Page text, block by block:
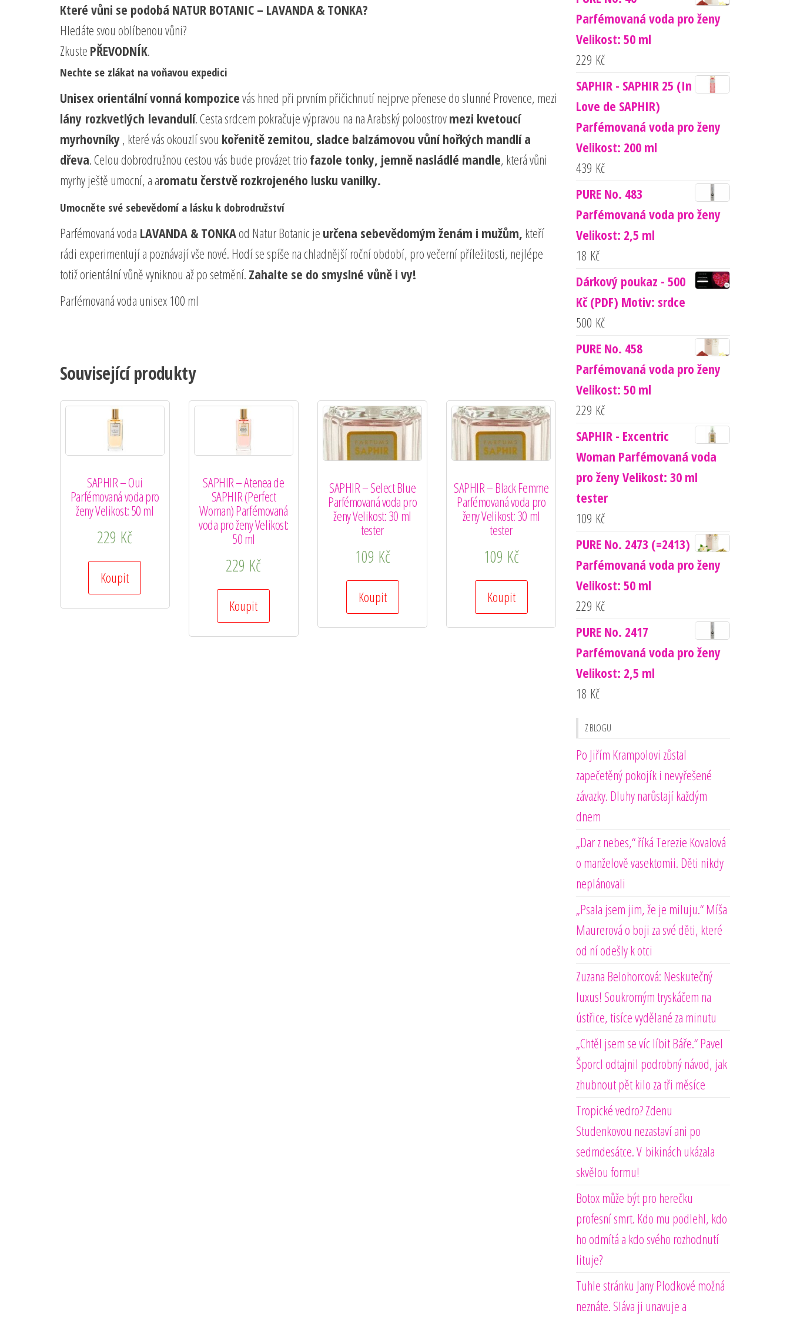
Které vůni se podobá NATUR BOTANIC – LAVANDA & TONKA?
Hledáte svou oblíbenou vůni?
Zkuste PŘEVODNÍK.
Nechte se zlákat na voňavou expedici
Unisex orientální vonná kompozicevás hned při prvním přičichnutí nejprve přenese do slunné Provence, mezi
lány rozkvetlých levandulí. Cesta srdcem pokračuje výpravou na na Arabský poloostrovmezi kvetoucí
myrhovníky, které vás okouzlí svou kořenitě zemitou, sladce balzámovou vůní hořkých mandlí a
dřeva. Celou dobrodružnou cestou vás bude provázet trio fazole tonky, jemně nasládlé mandle, která vůni
myrhy ještě umocní, a aromatu čerstvě rozkrojeného lusku vanilky.
Umocněte své sebevědomí a lásku k dobrodružství
Parfémovaná voda LAVANDA & TONKAod Natur Botanic je určena sebevědomým ženám i mužům, kteří
rádi experimentují a poznávají vše nové. Hodí se spíše na chladnější roční období, pro večerní příležitosti, nejlépe
totiž orientální vůně vyniknou až po setmění. Zahalte se do smyslné vůně i vy!
Parfémovaná voda unisex 100 ml
Související produkty
SAPHIR – Oui
Parfémovaná voda pro
ženy Velikost: 50 ml
229 Kč
Koupit
SAPHIR – Atenea de
SAPHIR (Perfect
Woman) Parfémovaná
voda pro ženy Velikost:
50 ml
229 Kč
Koupit
SAPHIR – Select Blue
Parfémovaná voda pro
ženy Velikost: 30 ml
tester
109 Kč
Koupit
SAPHIR – Black Femme
Parfémovaná voda pro
ženy Velikost: 30 ml
tester
109 Kč
Koupit
Parfémovaná voda pro ženy
Velikost: 50 ml
229 Kč
SAPHIR - SAPHIR 25 (In
Love de SAPHIR)
Parfémovaná voda pro ženy
Velikost: 200 ml
439 Kč
PURE No. 483
Parfémovaná voda pro ženy
Velikost: 2,5 ml
18 Kč
Dárkový poukaz - 500
Kč (PDF) Motiv: srdce
500 Kč
PURE No. 458
Parfémovaná voda pro ženy
Velikost: 50 ml
229 Kč
SAPHIR - Excentric
Woman Parfémovaná voda
pro ženy Velikost: 30 ml
tester
109 Kč
PURE No. 2473 (=2413)
Parfémovaná voda pro ženy
Velikost: 50 ml
229 Kč
PURE No. 2417
Parfémovaná voda pro ženy
Velikost: 2,5 ml
18 Kč
Z BLOGU
Po Jiřím Krampolovi zůstal
zapečetěný pokojík i nevyřešené
závazky. Dluhy narůstají každým
dnem
„Dar z nebes,“ říká Terezie Kovalová
o manželově vasektomii. Děti nikdy
neplánovali
„Psala jsem jim, že je miluju.“ Míša
Maurerová o boji za své děti, které
od ní odešly k otci
Zuzana Belohorcová: Neskutečný
luxus! Soukromým tryskáčem na
ústřice, tisíce vydělané za minutu
„Chtěl jsem se víc líbit Báře.“ Pavel
Šporcl odtajnil podrobný návod, jak
zhubnout pět kilo za tři měsíce
Tropické vedro? Zdenu
Studenkovou nezastaví ani po
sedmdesátce. V bikinách ukázala
skvělou formu!
Botox může být pro herečku
profesní smrt. Kdo mu podlehl, kdo
ho odmítá a kdo svého rozhodnutí
lituje?
Tuhle stránku Jany Plodkové možná
neznáte. Sláva ji unavuje a